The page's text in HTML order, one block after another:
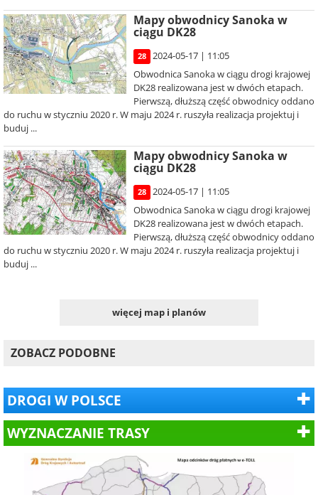
Mapy obwodnicy Sanoka w
ciągu DK28
28
2024-05-17 | 11:05
Obwodnica Sanoka w ciągu drogi krajowej
DK28 realizowana jest w dwóch etapach.
Pierwszą, dłuższą część obwodnicy oddano
do ruchu w styczniu 2020 r. W maju 2024 r. ruszyła realizacja projektuj i
buduj ...
Mapy obwodnicy Sanoka w
ciągu DK28
28
2024-05-17 | 11:05
Obwodnica Sanoka w ciągu drogi krajowej
DK28 realizowana jest w dwóch etapach.
Pierwszą, dłuższą część obwodnicy oddano
do ruchu w styczniu 2020 r. W maju 2024 r. ruszyła realizacja projektuj i
buduj ...
więcej map i planów
ZOBACZ PODOBNE
DROGI W POLSCE
WYZNACZANIE TRASY